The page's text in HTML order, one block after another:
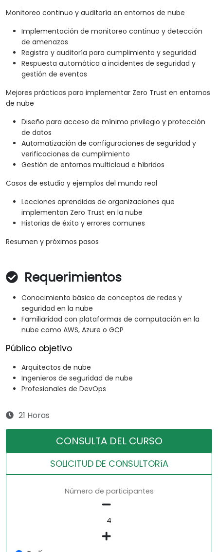
Monitoreo continuo y auditoría en entornos de nube
Implementación de monitoreo continuo y detección
de amenazas
Registro y auditoría para cumplimiento y seguridad
Respuesta automática a incidentes de seguridad y
gestión de eventos
Mejores prácticas para implementar Zero Trust en entornos
de nube
Diseño para acceso de mínimo privilegio y protección
de datos
Automatización de configuraciones de seguridad y
verificaciones de cumplimiento
Gestión de entornos multicloud e híbridos
Casos de estudio y ejemplos del mundo real
Lecciones aprendidas de organizaciones que
implementan Zero Trust en la nube
Historias de éxito y errores comunes
Resumen y próximos pasos
Requerimientos
Conocimiento básico de conceptos de redes y
seguridad en la nube
Familiaridad con plataformas de computación en la
nube como AWS, Azure o GCP
Público objetivo
Arquitectos de nube
Ingenieros de seguridad de nube
Profesionales de DevOps
21 Horas
CONSULTA DEL CURSO
SOLICITUD DE CONSULTORíA
Número de participantes